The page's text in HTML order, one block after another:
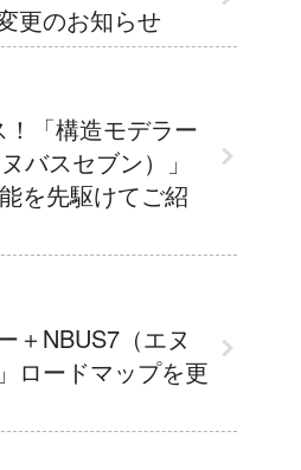
更のお知らせ
「構造モデラー
バスセブン）」
を先駆けてご紹
＋NBUS7（エヌ
ロードマップを更